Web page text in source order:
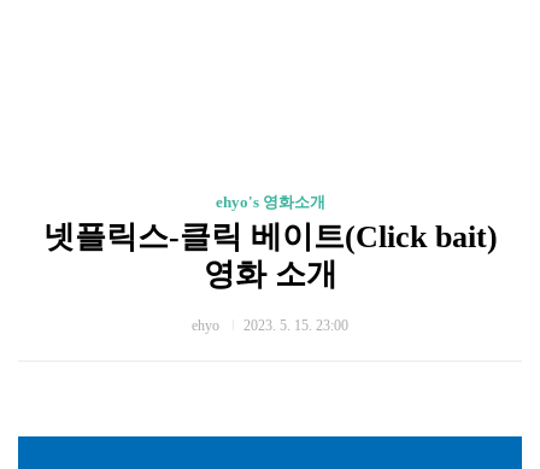
ehyo's 영화소개
넷플릭스-클릭 베이트(Click bait)
영화 소개
ehyo 2023. 5. 15. 23:00